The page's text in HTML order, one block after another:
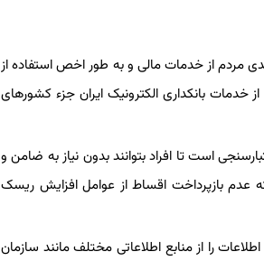
مردم از خدمات مالی و به طور اخص استفاده از
خدمات بانکداری الکترونیک ایران جزء کشورهای
است تا افراد بتوانند بدون نیاز به ضامن و
بازپرداخت اقساط از عوامل افزایش ریسک
را از منابع اطلاعاتی مختلف مانند سازمان